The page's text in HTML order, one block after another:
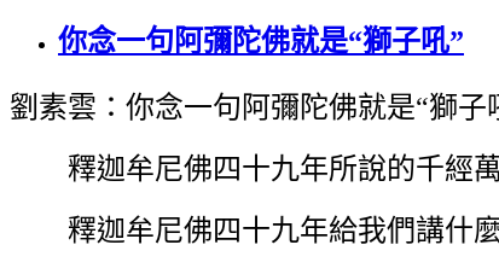
你念一句阿彌陀佛就是“獅子吼”
劉素雲：你念一句阿彌陀佛就是“獅子
釋迦牟尼佛四十九年所說的千經萬
釋迦牟尼佛四十九年給我們講什麼